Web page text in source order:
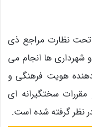
تحت نظارت مراجع ذی
شهرداری‌ ها انجام می
هویت فرهنگی و
سختگیرانه ای
نظر گرفته شده است.